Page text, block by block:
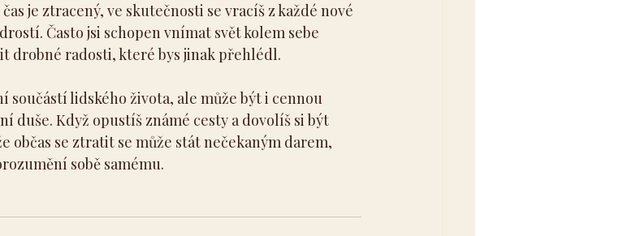
je ztracený, ve skutečnosti se vracíš z každé nové
Často jsi schopen vnímat svět kolem sebe
drobné radosti, které bys jinak přehlédl.
součástí lidského života, ale může být i cennou
duše. Když opustíš známé cesty a dovolíš si být
občas se ztratit se může stát nečekaným darem,
sobě samému.